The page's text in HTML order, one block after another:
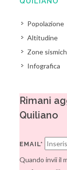
Popolazione
Altitudine
Zone
Infografica
Rimani
Quiliano
EMAIL*
Quando invii il